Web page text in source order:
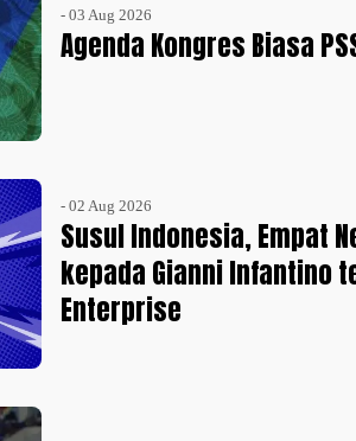
- 03 Aug 2026
Agenda Kongres Biasa
- 02 Aug 2026
Susul Indonesia, Empat
kepada Gianni Infantino
Enterprise